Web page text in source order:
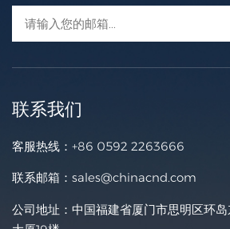
联系我们
客服热线： +86 0592 2263666
联系邮箱： sales@chinacnd.com
公司地址：中国福建省厦门市思明区环